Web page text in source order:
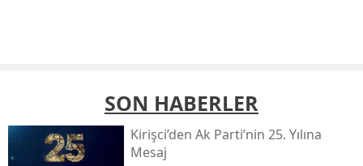
SON HABERLER
Kirişci’den Ak Parti’nin 25. Yılına
Mesaj